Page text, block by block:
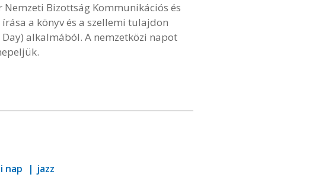
Nemzeti Bizottság Kommunikációs és
a könyv és a szellemi tulajdon
alkalmából. A nemzetközi napot
nap jazz